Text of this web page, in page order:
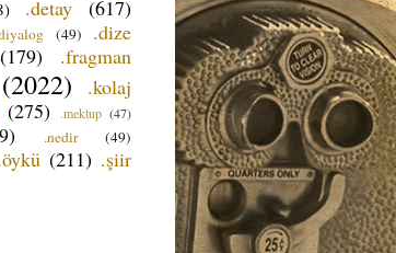
.detay
(617)
(49)
.dize
(179)
.fragman
(2022)
.kolaj
(275) .mektup (47)
.nedir (49)
(211) .şiir